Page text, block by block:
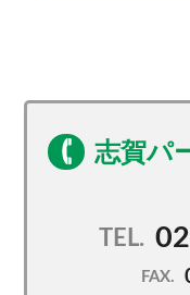
志賀パ
TEL.
FAX.